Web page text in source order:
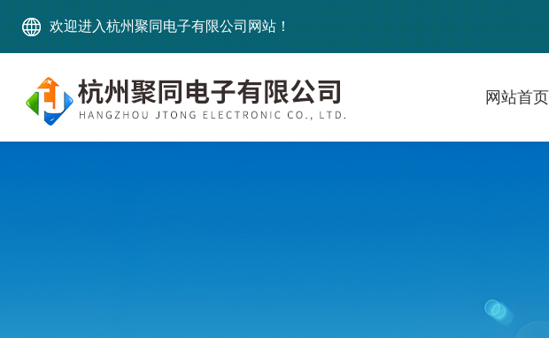
欢迎进入杭州聚同电子有限公司网站！
网站首页